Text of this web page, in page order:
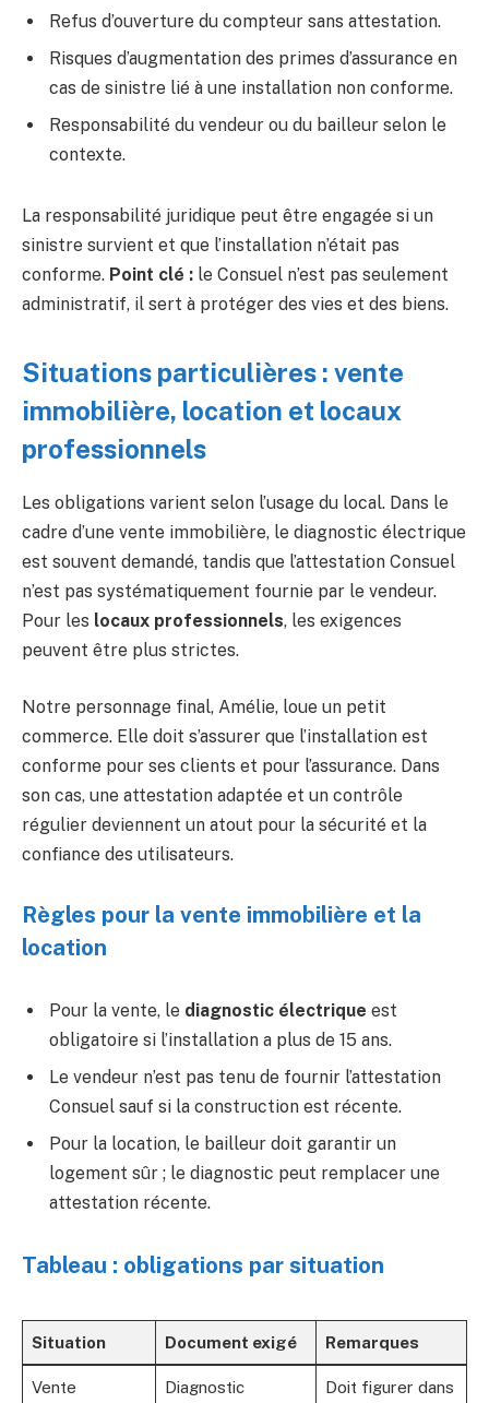
Refus d’ouverture du compteur sans attestation.
Risques d’augmentation des primes d’assurance en
cas de sinistre lié à une installation non conforme.
Responsabilité du vendeur ou du bailleur selon le
contexte.
La responsabilité juridique peut être engagée si un
sinistre survient et que l’installation n’était pas
conforme. Point clé : le Consuel n’est pas seulement
administratif, il sert à protéger des vies et des biens.
Situations particulières : vente
immobilière, location et locaux
professionnels
Les obligations varient selon l’usage du local. Dans le
cadre d’une vente immobilière, le diagnostic électrique
est souvent demandé, tandis que l’attestation Consuel
n’est pas systématiquement fournie par le vendeur.
Pour les locaux professionnels, les exigences
peuvent être plus strictes.
Notre personnage final, Amélie, loue un petit
commerce. Elle doit s’assurer que l’installation est
conforme pour ses clients et pour l’assurance. Dans
son cas, une attestation adaptée et un contrôle
régulier deviennent un atout pour la sécurité et la
confiance des utilisateurs.
Règles pour la vente immobilière et la
location
Pour la vente, le diagnostic électrique est
obligatoire si l’installation a plus de 15 ans.
Le vendeur n’est pas tenu de fournir l’attestation
Consuel sauf si la construction est récente.
Pour la location, le bailleur doit garantir un
logement sûr ; le diagnostic peut remplacer une
attestation récente.
Tableau : obligations par situation
Situation Document exigé Remarques
Vente Diagnostic Doit figurer dans